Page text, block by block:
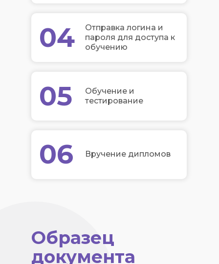
04
05
06
Отправка логина и
пароля для доступа к
обучению
Обучение и
тестирование
Вручение дипломов
Образец
документа